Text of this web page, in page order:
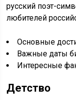
русский поэт-
любителей
Основные
Важные даты
Интересные
Детство